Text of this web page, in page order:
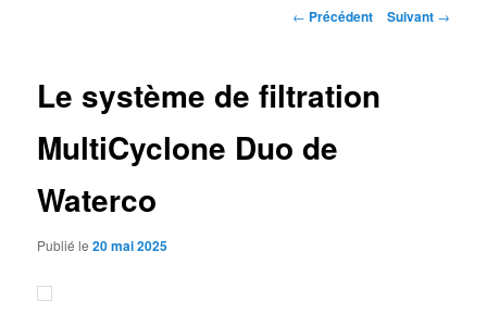
Navigation
← Précédent Suivant →
Le système de filtration
MultiCyclone Duo de
Waterco
Publié le20 mai 2025